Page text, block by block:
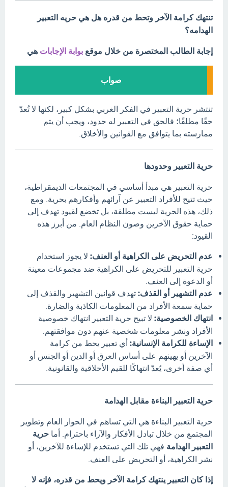
تنتهك كرامة الآخر وتحط من قدره هل هي حريه التعبير
الهدامه؟
إجابة الطالب المختصرة من خلال موقع بوابة الإجابات هي
صواب
تنتشر حرية التعبير في الفكر الغربي بشكل كبير، لكنها لا تُعدّ
حقًا مطلقًا؛ فالحق في التعبير له حدود، ويجب أن يتم
ممارسته بما يتوافق مع القوانين والأخلاق.
حرية التعبير وحدودها
حرية التعبير هي مبدأ أساسي في المجتمعات الديمقراطية،
حيث تتيح للأفراد التعبير عن آرائهم وأفكارهم بحرية. ومع
ذلك، هذه الحرية ليست مطلقة، بل تخضع لقيود تهدف إلى
حماية حقوق الآخرين وصون النظام العام. من أبرز هذه
القيود:
عدم التحريض على الكراهية أو العنف: لا يجوز استخدام
حرية التعبير للتحريض على الكراهية ضد مجموعات معينة
أو الدعوة إلى العنف.
عدم التشهير أو القذف: تهدف قوانين التشهير والقذف إلى
حماية سمعة الأفراد من المعلومات الكاذبة والضارة.
انتهاك الخصوصية: لا تبيح حرية التعبير انتهاك خصوصية
الأفراد ونشر معلومات شخصية عنهم دون موافقتهم.
الإساءة للكرامة الإنسانية: أي تعبير يحط من كرامة
الآخرين أو يهينهم على أساس العرق أو الدين أو الجنس أو
أي صفة أخرى، يُعدّ انتهاكًا للقيم الأخلاقية والقانونية.
حرية التعبير البناءة مقابل الهدامة
حرية التعبير البناءة هي التي تساهم في الحوار العام وتطوير
المجتمع من خلال تبادل الأفكار والآراء باحترام. أما حرية
التعبير الهدامة فهي تلك التي تستخدم للإساءة للآخرين، أو
نشر الكراهية، أو التحريض على العنف.
إذا كان التعبير ينتهك كرامة الآخر ويحط من قدره، فإنه لا